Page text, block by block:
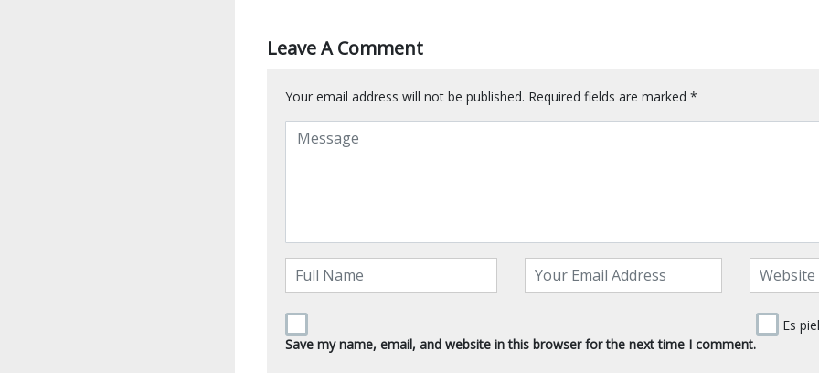
Leave A Comment
Your email address will not be published. Required fields are marked *
Save my name, email, and website in this browser for the next time I comment.
Es